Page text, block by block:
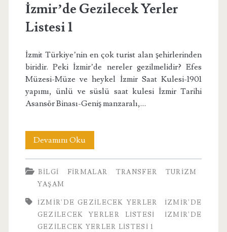
İzmir’de Gezilecek Yerler
Listesi 1
İzmit Türkiye’nin en çok turist alan şehirlerinden
biridir. Peki İzmir’de nereler gezilmelidir? Efes
Müzesi-Müze ve heykel İzmir Saat Kulesi-1901
yapımı, ünlü ve süslü saat kulesi İzmir Tarihi
Asansör Binası-Geniş manzaralı,…
Devamını Okuİzmir’de
Gezilecek
Yerler
BILGI FIRMALAR TRANSFER
TURIZM
YAŞAM
İZMIR'DE GEZILECEK YERLER
İZMIR'DE
GEZILECEK YERLER LISTESI
İZMIR'DE
GEZILECEK YERLER LISTESI 1